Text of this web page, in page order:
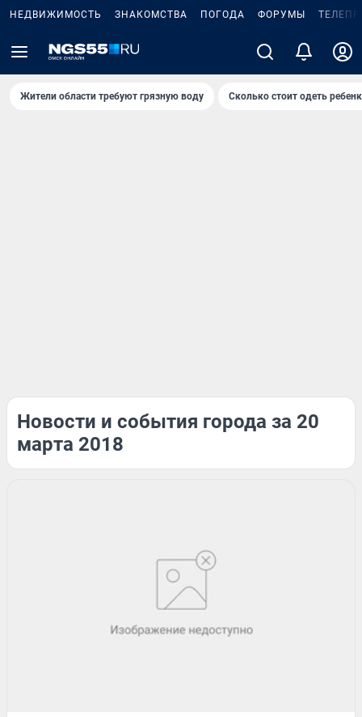
НЕДВИЖИМОСТЬ ЗНАКОМСТВА ПОГОДА ФОРУМЫ
Жители области требуют грязную воду Сколько стоит одеть
Новости и события города за 20
марта 2018